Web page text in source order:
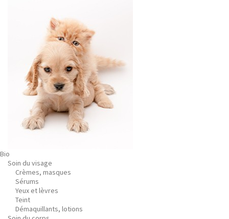
Bio
Soin du visage
Crèmes, masques
Sérums
Yeux et lèvres
Teint
Démaquillants, lotions